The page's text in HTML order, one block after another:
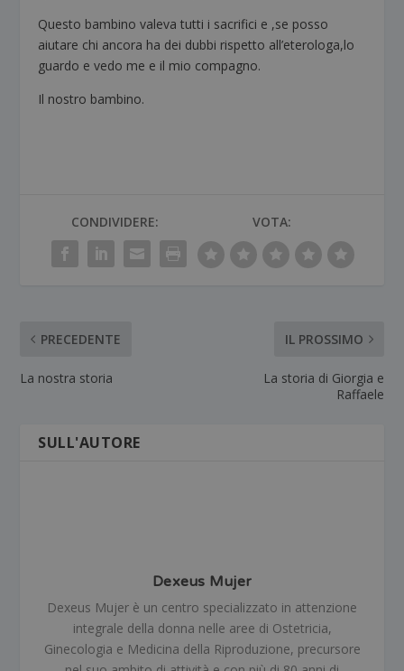
Questo bambino valeva tutti i sacrifici e ,se posso
aiutare chi ancora ha dei dubbi rispetto all’eterologa,lo
guardo e vedo me e il mio compagno.
Il nostro bambino.
CONDIVIDERE: VOTA:
PRECEDENTE
La nostra storia
IL PROSSIMO
La storia di Giorgia e
Raffaele
SULL'AUTORE
Dexeus Mujer
Dexeus Mujer è un centro specializzato in attenzione
integrale della donna nelle aree di Ostetricia,
Ginecologia e Medicina della Riproduzione, precursore